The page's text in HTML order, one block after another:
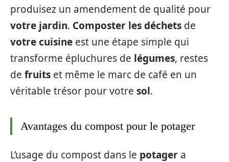
produisez un amendement de qualité pour
votre jardin. Composter les déchets de
votre cuisine est une étape simple qui
transforme épluchures de légumes, restes
de fruits et même le marc de café en un
véritable trésor pour votre sol.
Avantages du compost pour le potager
L’usage du compost dans le potager a